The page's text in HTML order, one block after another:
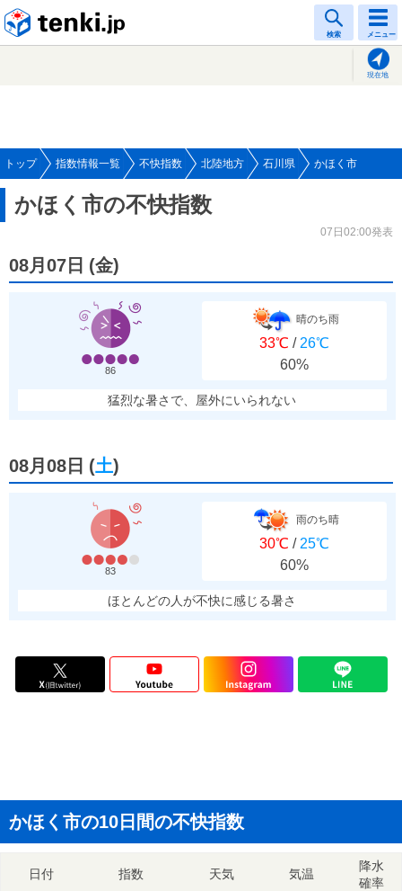
検索 メニュー
現在地
トップ 指数情報一覧 不快指数 北陸地方 石川県 かほく市
かほく市の不快指数
07日02:00発表
08月07日 (金)
86
晴のち雨
33℃ / 26℃
60%
猛烈な暑さで、屋外にいられない
08月08日 (土)
83
雨のち晴
30℃ / 25℃
60%
ほとんどの人が不快に感じる暑さ
かほく市の10日間の不快指数
日付 指数 天気 気温
降水
確率